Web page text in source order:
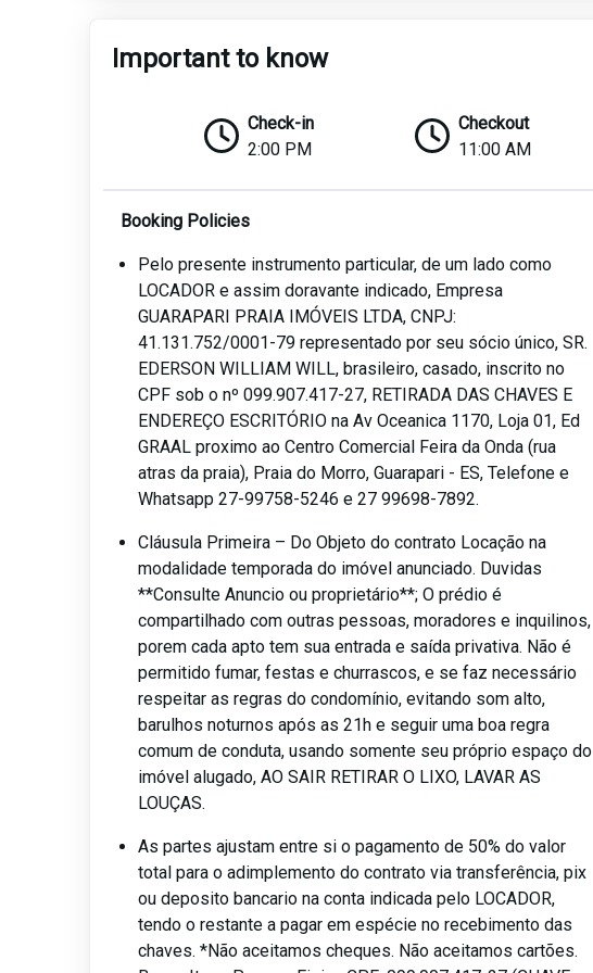
Important to know
Check-in
2:00 PM
Checkout
11:00 AM
Booking Policies
Pelo presente instrumento particular, de um lado como
LOCADOR e assim doravante indicado, Empresa
GUARAPARI PRAIA IMÓVEIS LTDA, CNPJ:
41.131.752/0001-79 representado por seu sócio único, SR.
EDERSON WILLIAM WILL, brasileiro, casado, inscrito no
CPF sob o nº 099.907.417-27, RETIRADA DAS CHAVES E
ENDEREÇO ESCRITÓRIO na Av Oceanica 1170, Loja 01, Ed
GRAAL proximo ao Centro Comercial Feira da Onda (rua
atras da praia), Praia do Morro, Guarapari - ES, Telefone e
Whatsapp 27-99758-5246 e 27 99698-7892.
Cláusula Primeira – Do Objeto do contrato Locação na
modalidade temporada do imóvel anunciado. Duvidas
**Consulte Anuncio ou proprietário**; O prédio é
compartilhado com outras pessoas, moradores e inquilinos,
porem cada apto tem sua entrada e saída privativa. Não é
permitido fumar, festas e churrascos, e se faz necessário
respeitar as regras do condomínio, evitando som alto,
barulhos noturnos após as 21h e seguir uma boa regra
comum de conduta, usando somente seu próprio espaço do
imóvel alugado, AO SAIR RETIRAR O LIXO, LAVAR AS
LOUÇAS.
As partes ajustam entre si o pagamento de 50% do valor
total para o adimplemento do contrato via transferência, pix
ou deposito bancario na conta indicada pelo LOCADOR,
tendo o restante a pagar em espécie no recebimento das
chaves. *Não aceitamos cheques. Não aceitamos cartões.